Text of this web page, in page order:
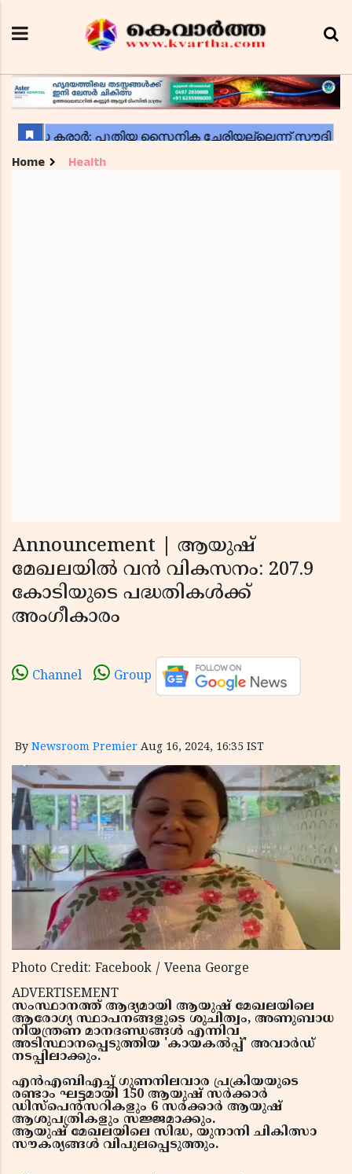
Home Health
Announcement | ആയുഷ്
മേഖലയില്‍ വന്‍ വികസനം: 207.9
കോടിയുടെ പദ്ധതികള്‍ക്ക്
അംഗീകാരം
Channel Group
By Newsroom Premier Aug 16, 2024, 16:35 IST
Photo Credit: Facebook / Veena George
ADVERTISEMENT
സംസ്ഥാനത്ത് ആദ്യമായി ആയുഷ് മേഖലയിലെ
ആരോഗ്യ സ്ഥാപനങ്ങളുടെ ശുചിത്വം, അണുബാധ
നിയന്ത്രണ മാനദണ്ഡങ്ങള്‍ എന്നിവ
അടിസ്ഥാനപ്പെടുത്തിയ 'കായകല്‍പ്പ്' അവാര്‍ഡ്
നടപ്പിലാക്കും.
എന്‍എബിഎച്ച് ഗുണനിലവാര പ്രക്രിയയുടെ
രണ്ടാം ഘട്ടമായി 150 ആയുഷ് സര്‍ക്കാര്‍
ഡിസ്പെന്‍സറികളും 6 സര്‍ക്കാര്‍ ആയുഷ്
ആശുപത്രികളും സജ്ജമാക്കും.
ആയുഷ് മേഖലയിലെ സിദ്ധ, യുനാനി ചികിത്സാ
സൗകര്യങ്ങള്‍ വിപുലപ്പെടുത്തും.